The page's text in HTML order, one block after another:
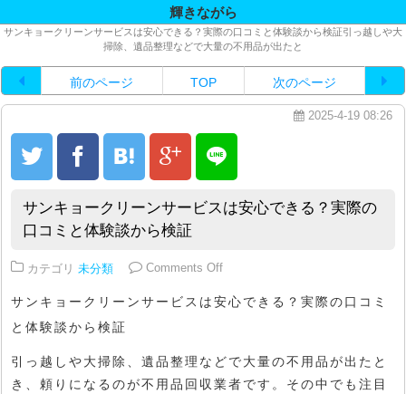
輝きながら
サンキョークリーンサービスは安心できる？実際の口コミと体験談から検証引っ越しや大
掃除、遺品整理などで大量の不用品が出たと
前のページ TOP 次のページ
2025-4-19 08:26
サンキョークリーンサービスは安心できる？実際の
口コミと体験談から検証
カテゴリ 未分類 Comments Offon サンキョークリーンサービス
サンキョークリーンサービスは安心できる？実際の口コミ
と体験談から検証
引っ越しや大掃除、遺品整理などで大量の不用品が出たと
き、頼りになるのが不用品回収業者です。その中でも注目